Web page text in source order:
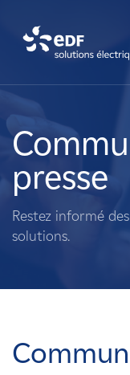
A propos de nous
Ce que nous faisons
Propriétaires
Carrières
presse
Restez informé
solutions.